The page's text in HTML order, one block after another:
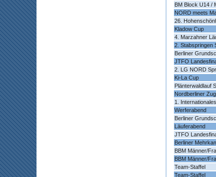
BM Block U14 /
NORD meets
26.
Kladow Cup
4. Marzahner
2. Stabspringen
Berliner
JTFO
2. LG NORD
Ki-La Cup
Plänterwaldlauf
Nordberliner
1.
Werferabend
Berliner
Läuferabend
JTFO
Berliner
BBM Männer/
BBM Männer/
Team-Staffel
Team-Staffel